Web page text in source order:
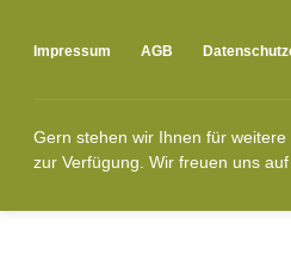
Impressum AGB
Gern stehen wir Ihnen für
zur Verfügung. Wir freuen uns auf